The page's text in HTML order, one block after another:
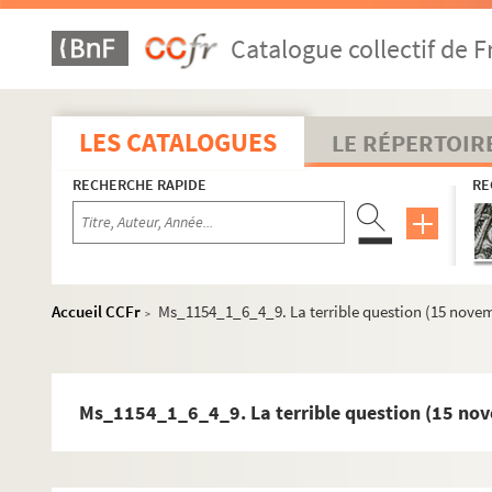
Catalogue collectif de
LES CATALOGUES LE
RECHERCHE RAPIDE
Accueil CCFr >
Ms_1154_1_6_4_9. La terrible question (15
Ms_1154_1_6_4_9. La terrible question (15
Ms_1154_1. Oeuvre écrite
Étude sur la géographie historique et
Ms_1154_1_3. Essais
Ms_1154_1_4. Préfaces, avant-propos